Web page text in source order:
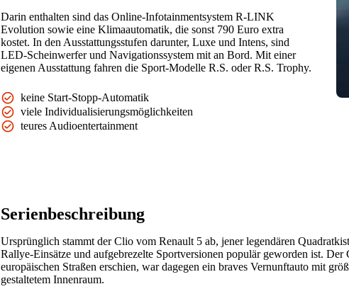
Darin enthalten sind das Online-Infotainmentsystem R-LINK
Evolution sowie eine Klimaautomatik, die sonst 790 Euro extra
kostet. In den Ausstattungsstufen darunter, Luxe und Intens, sind
LED-Scheinwerfer und Navigationssystem mit an Bord. Mit einer
eigenen Ausstattung fahren die Sport-Modelle R.S. oder R.S. Trophy.
keine Start-Stopp-Automatik
viele Individualisierungsmöglichkeiten
teures Audioentertainment
Serienbeschreibung
Ursprünglich stammt der Clio vom Renault 5 ab, jener legendären
Rallye-Einsätze und aufgebrezelte Sportversionen populär geworden ist.
europäischen Straßen erschien, war dagegen ein braves Vernunftauto mit
gestaltetem Innenraum.